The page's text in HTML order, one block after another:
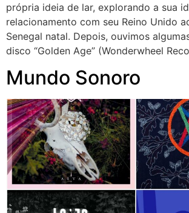
própria ideia de lar, explorando a sua
relacionamento com seu Reino Unido
Senegal natal. Depois, ouvimos
disco “Golden Age” (Wonderwheel
Mundo Sonoro